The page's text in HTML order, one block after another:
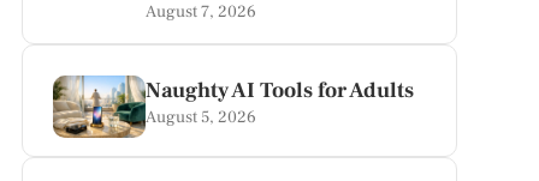
August 7, 2026
Naughty AI Tools for Adults
August 5, 2026